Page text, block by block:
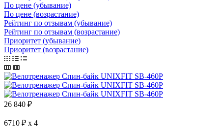
По цене (убывание)
По цене (возрастание)
Рейтинг по отзывам (убывание)
Рейтинг по отзывам (возрастание)
Приоритет (убывание)
Приоритет (возрастание)
26 840 ₽
6710 ₽ x 4